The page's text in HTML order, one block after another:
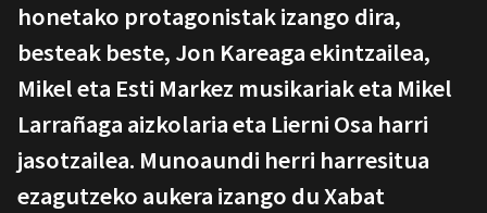
honetako protagonistak izango dira,
besteak beste, Jon Kareaga ekintzailea,
Mikel eta Esti Markez musikariak eta Mikel
Larrañaga aizkolaria eta Lierni Osa harri
jasotzailea. Munoaundi herri harresitua
ezagutzeko aukera izango du Xabat